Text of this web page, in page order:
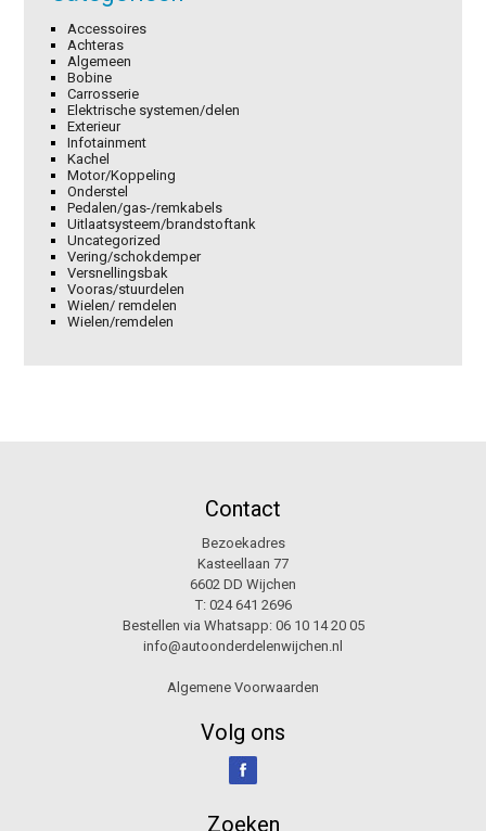
Accessoires
Achteras
Algemeen
Bobine
Carrosserie
Elektrische systemen/delen
Exterieur
Infotainment
Kachel
Motor/Koppeling
Onderstel
Pedalen/gas-/remkabels
Uitlaatsysteem/brandstoftank
Uncategorized
Vering/schokdemper
Versnellingsbak
Vooras/stuurdelen
Wielen/ remdelen
Wielen/remdelen
Contact
Bezoekadres
Kasteellaan 77
6602 DD Wijchen
T: 024 641 2696
Bestellen via Whatsapp: 06 10 14 20 05
info@autoonderdelenwijchen.nl
Algemene Voorwaarden
Volg ons
Zoeken